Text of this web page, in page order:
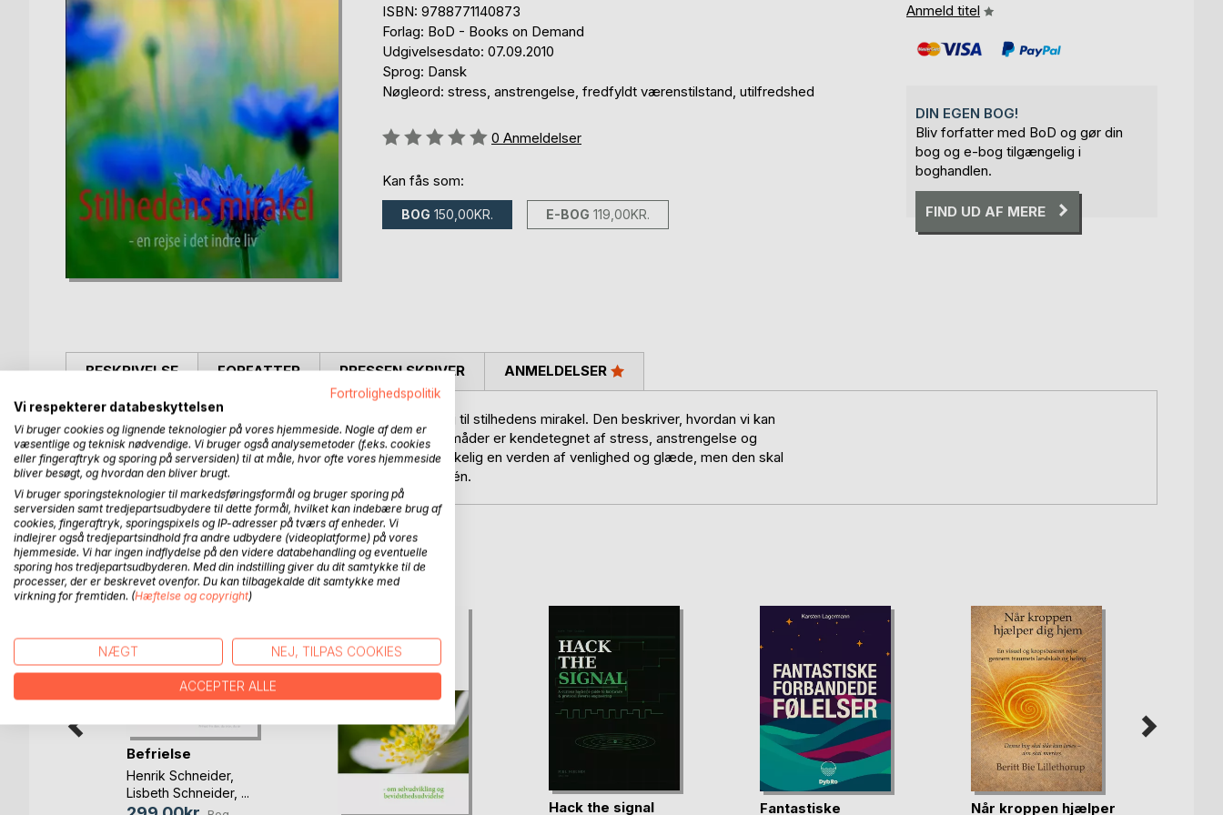
ISBN: 9788771140873
Forlag: BoD - Books on Demand
Udgivelsesdato: 07.09.2010
Sprog: Dansk
Nøgleord: stress, anstrengelse, fredfyldt værenstilstand, utilfredshed
Anmeldelse::
0 Anmeldelser
Kan fås som:
BOG 150,00KR. E-BOG 119,00KR.
Anmeld titel
DIN EGEN BOG!
Bliv forfatter med BoD og gør din
bog og e-bog tilgængelig i
boghandlen.
FIND UD AF MERE
BESKRIVELSE
Denne bog fortæller om rejsen fra mørke mod lys, fra støj til stilhedens mirakel. Den beskriver, hvordan vi kan
komme ud af vores normale oplevelse, der på så mange måder er kendetegnet af stress, anstrengelse og
utilfredshed og ind i en fredfyldt værenstilstand. Der er virkelig en verden af venlighed og glæde, men den skal
findes i én selv, før man kan opleve den i verden omkring én.
FORFATTER PRESSEN SKRIVER ANMELDELSER
FLERE TITLER HOSBoD
Befrielse
Henrik Schneider,
Lisbeth Schneider, ...
Hack the signal Fantastiske Når kroppen hjælper
Fortrolighedspolitik
Vi respekterer databeskyttelsen
Vi bruger cookies og lignende teknologier på vores hjemmeside. Nogle af dem er
væsentlige og teknisk nødvendige. Vi bruger også analysemetoder (f.eks. cookies
eller fingeraftryk og sporing på serversiden) til at måle, hvor ofte vores hjemmeside
bliver besøgt, og hvordan den bliver brugt.
Vi bruger sporingsteknologier til markedsføringsformål og bruger sporing på
serversiden samt tredjepartsudbydere til dette formål, hvilket kan indebære brug af
cookies, fingeraftryk, sporingspixels og IP-adresser på tværs af enheder. Vi
indlejrer også tredjepartsindhold fra andre udbydere (videoplatforme) på vores
hjemmeside. Vi har ingen indflydelse på den videre databehandling og eventuelle
sporing hos tredjepartsudbyderen. Med din indstilling giver du dit samtykke til de
processer, der er beskrevet ovenfor. Du kan tilbagekalde dit samtykke med
virkning for fremtiden. (Hæftelse og copyright)
NÆGT NEJ, TILPAS COOKIES
ACCEPTER ALLE